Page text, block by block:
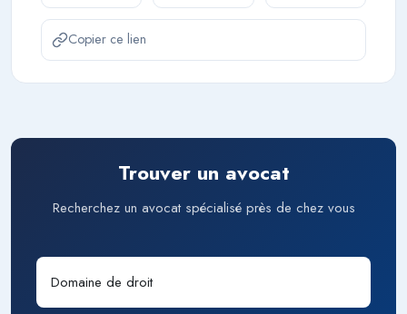
Copier ce lien
Trouver un avocat
Recherchez un avocat spécialisé près de chez vous